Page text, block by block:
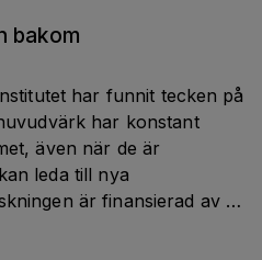
bakom
har funnit tecken på
har konstant
även när de är
leda till nya
är finansierad av